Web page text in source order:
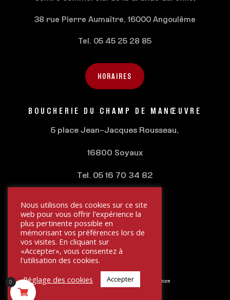
38 rue Pierre Aumaître, 16000 Angoulême
Tel. 05 45 25 28 85
HORAIRES
BOUCHERIE DU CHAMP DE MANŒUVRE
5 place Jean-Jacques Rousseau,
16800 Soyaux
Tel. 05 16 70 34 82
HORAIRES
La Boucherie Saint Exupéry® Tous droits réservés 2025
Nous utilisons des cookies sur ce site
web pour vous offrir l'expérience la
plus pertinente possible en
mémorisant vos préférences lors de
vos visites. En cliquant sur
«Accepter», vous consentez à
l'utilisation des cookies.
Réglage des cookies
Accepter
0